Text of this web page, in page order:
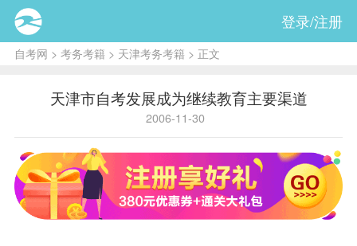
登录/注册
自考网 > 考务考籍 > 天津考务考籍 > 正文
天津市自考发展成为继续教育主要渠道
2006-11-30